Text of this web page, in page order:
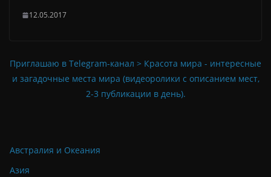
12.05.2017
Приглашаю в Telegram-канал > Красота мира - интересные
и загадочные места мира (видеоролики с описанием мест,
2-3 публикации в день).
Австралия и Океания
Азия